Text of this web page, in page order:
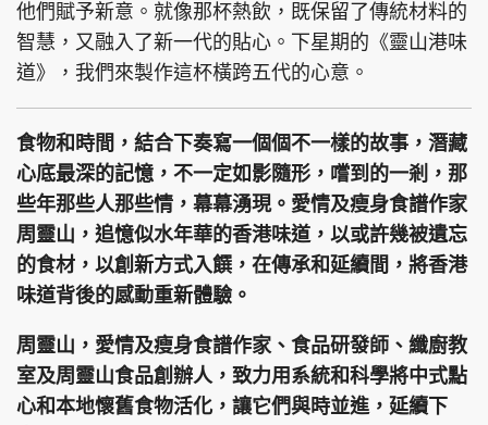
關於我們
聯絡我們
隱私政策聲明
使用條款
版權及免責聲明
Copyright © 東周網 版權所有 . 不得轉載
©Eastweek.com.hk. All rights reserved.
他們賦予新意。就像那杯熱飲，既保留了傳統材料的
智慧，又融入了新一代的貼心。下星期的《靈山港味
道》，我們來製作這杯橫跨五代的心意。
食物和時間，結合下奏寫一個個不一樣的故事，潛藏
心底最深的記憶，不一定如影隨形，嚐到的一剎，那
些年那些人那些情，幕幕湧現。愛情及瘦身食譜作家
周靈山，追憶似水年華的香港味道，以或許幾被遺忘
的食材，以創新方式入饌，在傳承和延續間，將香港
味道背後的感動重新體驗。
周靈山，愛情及瘦身食譜作家、食品研發師、纖廚教
室及周靈山食品創辦人，致力用系統和科學將中式點
心和本地懷舊食物活化，讓它們與時並進，延續下